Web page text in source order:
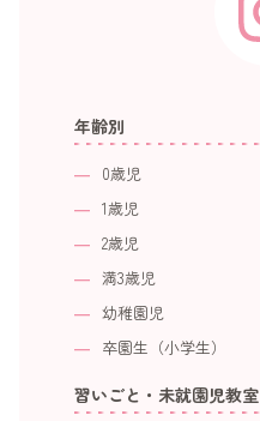
年齢別
0歳児
1歳児
2歳児
満3歳児
幼稚園児
卒園生（小学生）
習いごと・未就園児教室